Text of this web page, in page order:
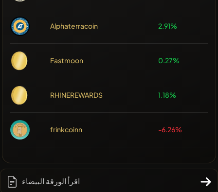
Alphaterracoin 2.91%
Fastmoon 0.27%
RHINEREWARDS 1.18%
frinkcoinn -6.26%
اقرأ الورقة البيضاء